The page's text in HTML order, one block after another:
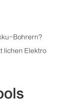
Bohrern?
lichen Elektro